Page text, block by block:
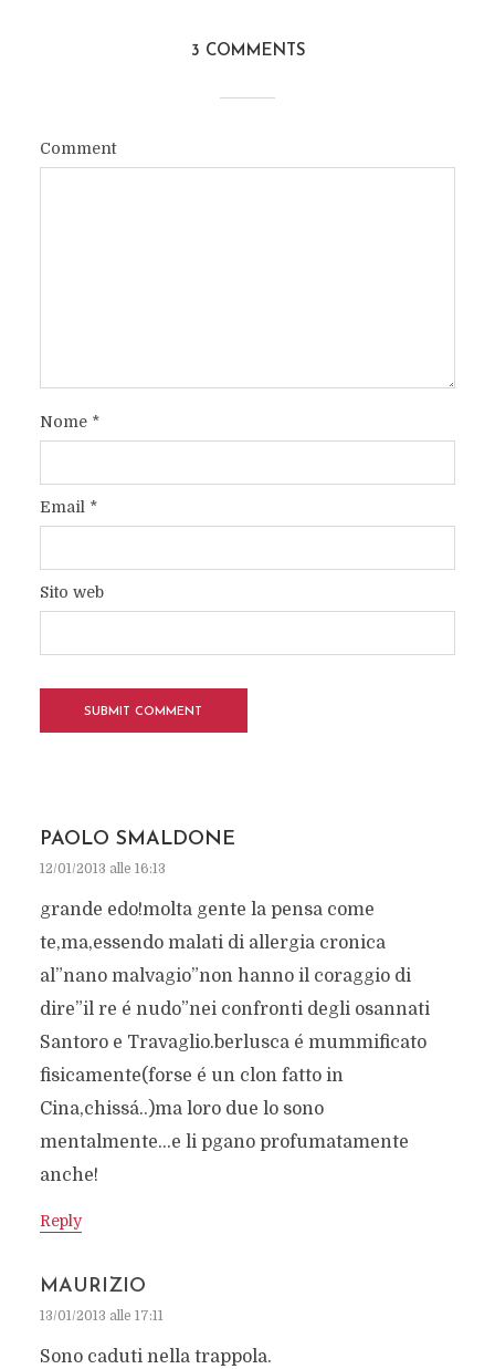
3 COMMENTS
Comment
Nome *
Email *
Sito web
PAOLO SMALDONE
12/01/2013 alle 16:13
grande edo!molta gente la pensa come
te,ma,essendo malati di allergia cronica
al”nano malvagio”non hanno il coraggio di
dire”il re é nudo”nei confronti degli osannati
Santoro e Travaglio.berlusca é mummificato
fisicamente(forse é un clon fatto in
Cina,chissá..)ma loro due lo sono
mentalmente…e li pgano profumatamente
anche!
Reply
MAURIZIO
13/01/2013 alle 17:11
Sono caduti nella trappola.